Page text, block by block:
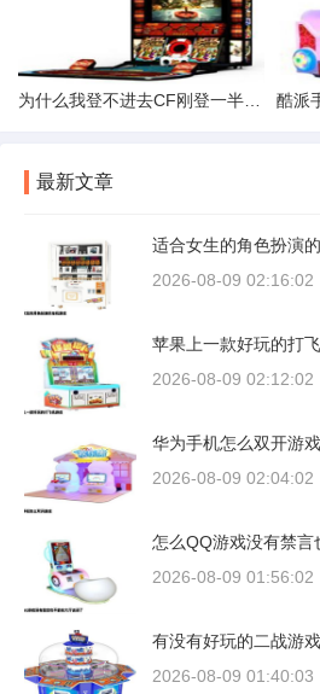
最新文章
适合女生的角色扮演
2026-08-09 02:16:02
苹果上一款好玩的打
2026-08-09 02:12:02
华为手机怎么双开游戏
2026-08-09 02:04:02
怎么QQ游戏没有禁言
2026-08-09 01:56:02
有没有好玩的二战游戏
2026-08-09 01:40:03